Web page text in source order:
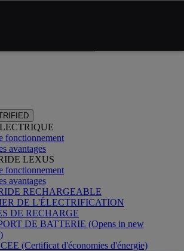
fonctionnement
avantages
LEXUS
fonctionnement
avantages
RECHARGEABLE
DE L'ÉLECTRIFICATION
DE RECHARGE
DE BATTERIE (Opens in new
(Certificat d'économies d'énergie)